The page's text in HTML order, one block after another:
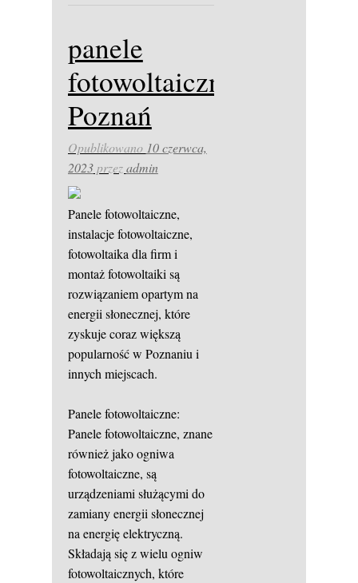
panele
fotowoltaiczne
Poznań
Opublikowano 10 czerwca,
2023przezadmin
Panele fotowoltaiczne,
instalacje fotowoltaiczne,
fotowoltaika dla firm i
montaż fotowoltaiki są
rozwiązaniem opartym na
energii słonecznej, które
zyskuje coraz większą
popularność w Poznaniu i
innych miejscach.
Panele fotowoltaiczne:
Panele fotowoltaiczne, znane
również jako ogniwa
fotowoltaiczne, są
urządzeniami służącymi do
zamiany energii słonecznej
na energię elektryczną.
Składają się z wielu ogniw
fotowoltaicznych, które